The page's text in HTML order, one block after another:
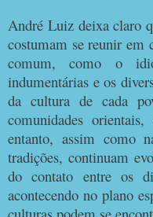
André Luiz deixa claro
costumam se reunir em
comum, como o
indumentárias e os
da cultura de cada
comunidades
entanto, assim como
tradições, continuam
do contato entre os
acontecendo no plano